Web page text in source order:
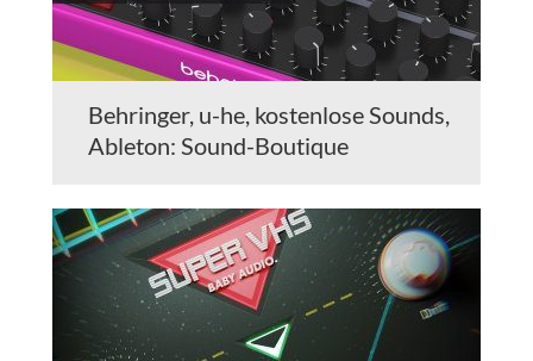
Behringer, u-he, kostenlose Sounds,
Ableton: Sound-Boutique